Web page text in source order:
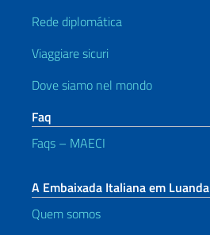
Rede diplomática
Viaggiare sicuri
Dove siamo nel mondo
Faq
Faqs – MAECI
A Embaixada Italiana em Luanda
Quem somos